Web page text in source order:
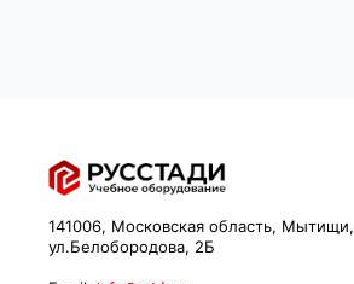
141006, Московская область, Мытищи,
ул.Белобородова, 2Б